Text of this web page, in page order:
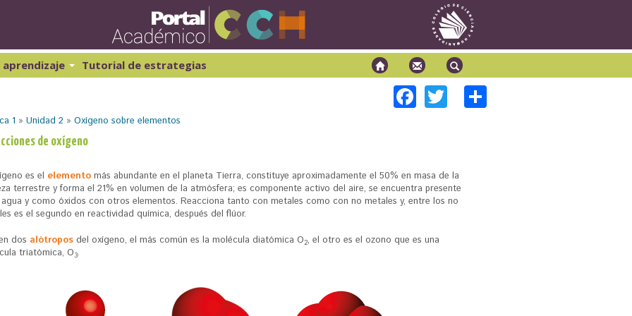
contenido
principal
2
Física 2
Tutorial de estrategias
F
ac
o
o
k
T
wi
er
1 »Unidad 2 »Oxígeno sobre elementos
de oxígeno
es el elementomás abundante en el planeta Tierra, constituye aproximadamente el 50% en masa de la
terrestre y forma el 21% en volumen de la atmósfera; es componente activo del aire, se encuentra presente
y como óxidos con otros elementos. Reacciona tanto con metales como con no metales y, entre los no
es el segundo en reactividad química, después del flúor.
dos alótroposdel oxígeno, el más común es la molécula diatómica O2, el otro es el ozono que es una
triatómica, O3.